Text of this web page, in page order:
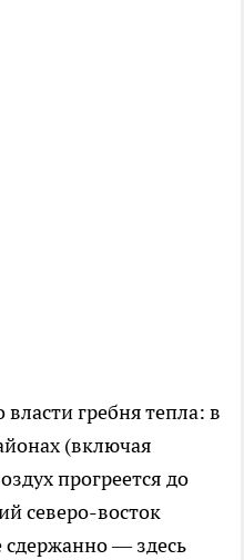
гребня тепла: в
(включая
прогреется до
северо-восток
сдержанно — здесь